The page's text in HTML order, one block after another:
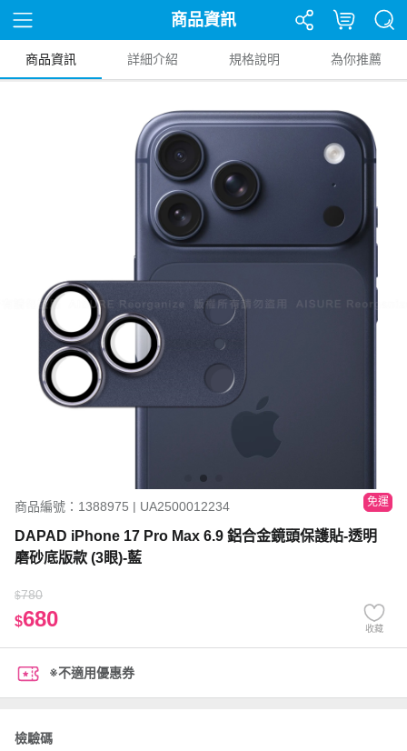
商品資訊
商品資訊 詳細介紹 規格說明 為你推薦
商品編號：1388975 | UA2500012234 免運
DAPAD iPhone 17 Pro Max 6.9 鋁合金鏡頭保護貼-透明
磨砂底版款 (3眼)-藍
$780
$680 收藏
※不適用優惠券
檢驗碼